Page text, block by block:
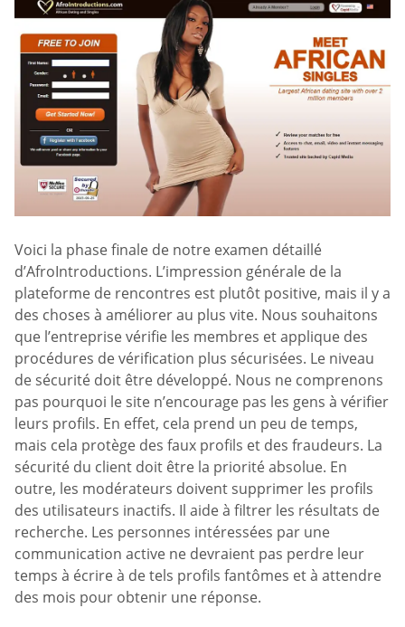
Voici la phase finale de notre examen détaillé
d’AfroIntroductions. L’impression générale de la
plateforme de rencontres est plutôt positive, mais il y a
des choses à améliorer au plus vite. Nous souhaitons
que l’entreprise vérifie les membres et applique des
procédures de vérification plus sécurisées. Le niveau
de sécurité doit être développé. Nous ne comprenons
pas pourquoi le site n’encourage pas les gens à vérifier
leurs profils. En effet, cela prend un peu de temps,
mais cela protège des faux profils et des fraudeurs. La
sécurité du client doit être la priorité absolue. En
outre, les modérateurs doivent supprimer les profils
des utilisateurs inactifs. Il aide à filtrer les résultats de
recherche. Les personnes intéressées par une
communication active ne devraient pas perdre leur
temps à écrire à de tels profils fantômes et à attendre
des mois pour obtenir une réponse.